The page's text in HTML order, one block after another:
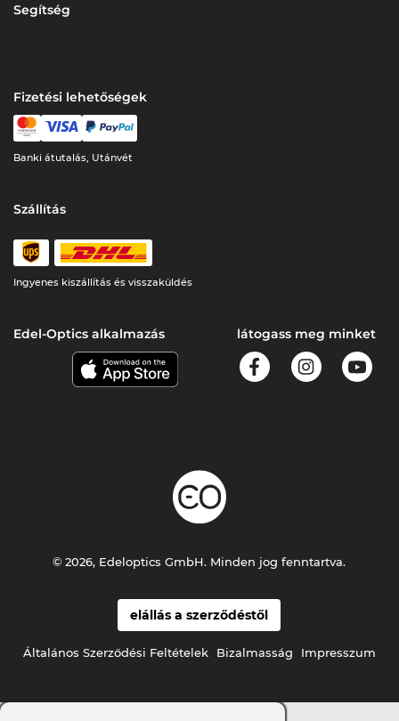
Segítség
Fizetési lehetőségek
Banki átutalás, Utánvét
Szállítás
Ingyenes kiszállítás és visszaküldés
Edel-Optics alkalmazás látogass meg minket
elállás a szerződéstől
Általános Szerződési Feltételek Bizalmasság Impresszum
© 2026, Edeloptics GmbH. Minden jog fenntartva.